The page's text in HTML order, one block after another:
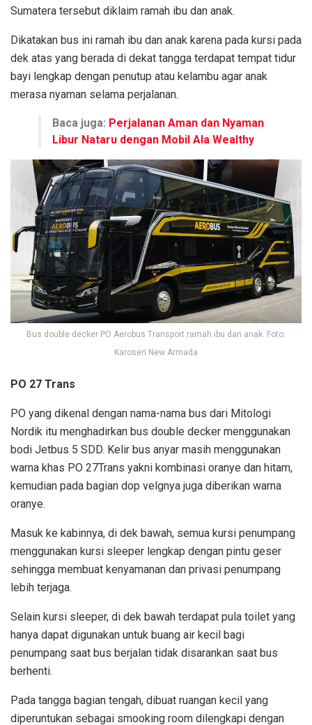
Sumatera tersebut diklaim ramah ibu dan anak.
Dikatakan bus ini ramah ibu dan anak karena pada kursi pada
dek atas yang berada di dekat tangga terdapat tempat tidur
bayi lengkap dengan penutup atau kelambu agar anak
merasa nyaman selama perjalanan.
Baca juga: Perjalanan Aman dan Nyaman
Libur Nataru dengan Mobil Ala Wealthy
Bus double decker PO Aerobus Transport ramah ibu dan anak. Foto:
Karoseri New Armada
PO 27 Trans
PO yang dikenal dengan nama-nama bus dari Mitologi
Nordik itu menghadirkan bus double decker menggunakan
bodi Jetbus 5 SDD. Kelir bus anyar masih menggunakan
warna khas PO 27Trans yakni kombinasi oranye dan hitam,
kemudian pada bagian dop velgnya juga diberikan warna
oranye.
Masuk ke kabinnya, di dek bawah, semua kursi penumpang
menggunakan kursi sleeper lengkap dengan pintu geser
sehingga membuat kenyamanan dan privasi penumpang
lebih terjaga.
Selain kursi sleeper, di dek bawah terdapat pula toilet yang
hanya dapat digunakan untuk buang air kecil bagi
penumpang saat bus berjalan tidak disarankan saat bus
berhenti.
Pada tangga bagian tengah, dibuat ruangan kecil yang
diperuntukan sebagai smooking room dilengkapi dengan